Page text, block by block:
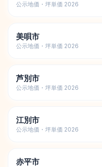
公示地価・坪単価 2026
美唄市
公示地価・坪単価 2026
芦別市
公示地価・坪単価 2026
江別市
公示地価・坪単価 2026
赤平市